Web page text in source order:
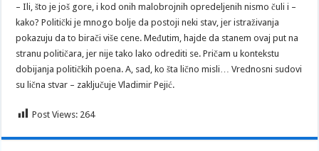
– Ili, što je još gore, i kod onih malobrojnih opredeljenih nismo čuli i –
kako? Politički je mnogo bolje da postoji neki stav, jer istraživanja
pokazuju da to birači više cene. Međutim, hajde da stanem ovaj put na
stranu političara, jer nije tako lako odrediti se. Pričam u kontekstu
dobijanja političkih poena. A, sad, ko šta lično misli… Vrednosni sudovi
su lična stvar – zaključuje Vladimir Pejić.
Post Views: 264